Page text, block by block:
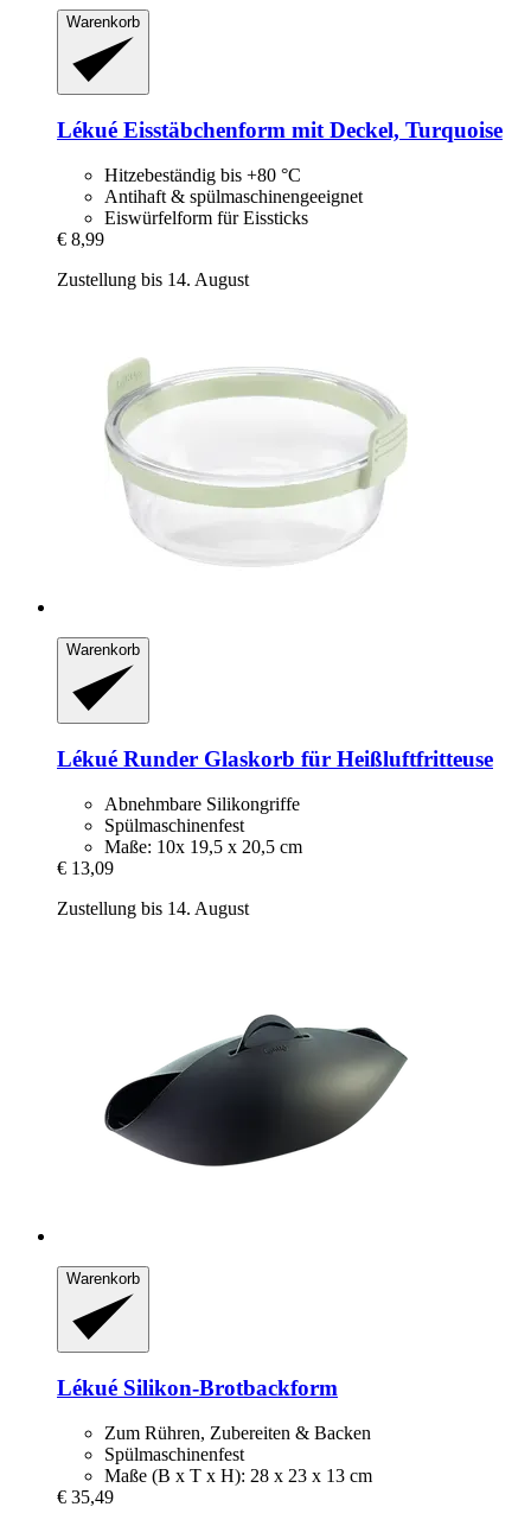
Warenkorb
Lékué Eisstäbchenform mit Deckel, Turquoise
Hitzebeständig bis +80 °C
Antihaft & spülmaschinengeeignet
Eiswürfelform für Eissticks
€ 8,99
Zustellung bis 14. August
Warenkorb
Lékué Runder Glaskorb für Heißluftfritteuse
Abnehmbare Silikongriffe
Spülmaschinenfest
Maße: 10x 19,5 x 20,5 cm
€ 13,09
Zustellung bis 14. August
Warenkorb
Lékué Silikon-​Brotbackform
Zum Rühren, Zubereiten & Backen
Spülmaschinenfest
Maße (B x T x H): 28 x 23 x 13 cm
€ 35,49